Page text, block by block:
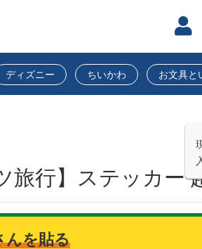
ディズニー ちいかわ お文具と
旅行】ステッカー
んを貼る